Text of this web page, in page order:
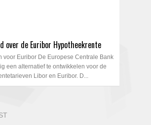
over de Euribor Hypotheekrente
voor Euribor De Europese Centrale Bank
een alternatief te ontwikkelen voor de
Libor en Euribor. D...